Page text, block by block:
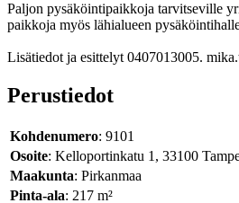
Paljon pysäköintipaikkoja tarvitseville
paikkoja myös lähialueen
Lisätiedot ja esittelyt 0407013005.
Perustiedot
Kohdenumero: 9101
Osoite: Kelloportinkatu 1, 33100
Maakunta: Pirkanmaa
Pinta-ala: 217 m²